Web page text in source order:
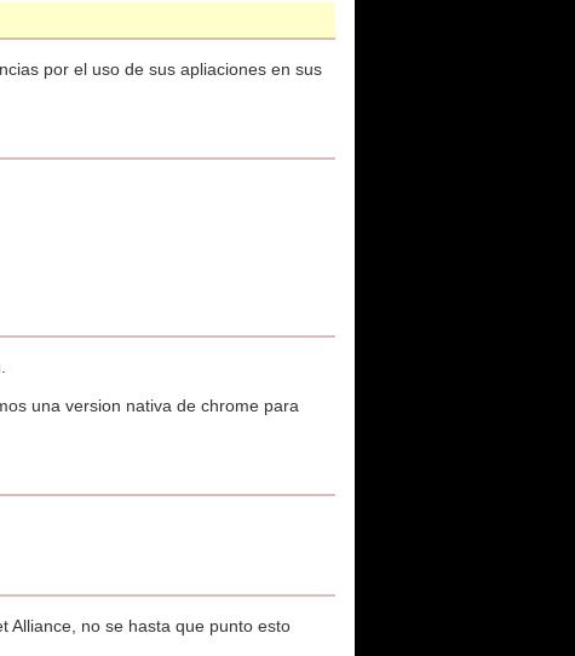
por el uso de sus apliaciones en sus
una version nativa de chrome para
Alliance, no se hasta que punto esto